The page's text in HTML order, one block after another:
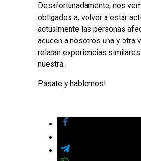
Desafortunadamente, nos
obligados a, volver a estar
actualmente las personas
acuden a nosotros una y otra
relatan experiencias similares
nuestra.
Pásate y hablemos!